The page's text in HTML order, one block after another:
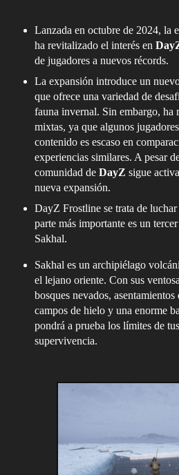
Lanzada en octubre de 2024, la
ha revitalizado el interés en
de jugadores a nuevos récords.
La expansión introduce un
que ofrece una variedad de
fauna invernal. Sin embargo, ha
mixtas, ya que algunos
contenido es escaso en
experiencias similares. A pesar
comunidad de DayZ sigue
nueva expansión.
DayZ Frostline se trata de
parte más importante es un
Sakhal.
Sakhal es un archipiélago
el lejano oriente. Con sus
bosques nevados, asentamientos
campos de hielo y una enorme
pondrá a prueba los límites de
supervivencia.